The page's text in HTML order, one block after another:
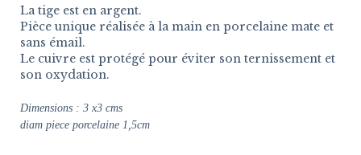
La tige est en argent.
Pièce unique réalisée à la main en porcelaine mate et
sans émail.
Le cuivre est protégé pour éviter son ternissement et
son oxydation.
Dimensions : 3 x3 cms
diam piece porcelaine 1,5cm